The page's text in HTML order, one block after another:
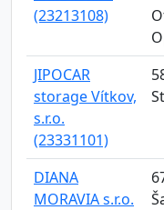
(23213108)
JIPOCAR
storage Vítkov,
s.r.o.
(23331101)
DIANA
MORAVIA s.r.o.